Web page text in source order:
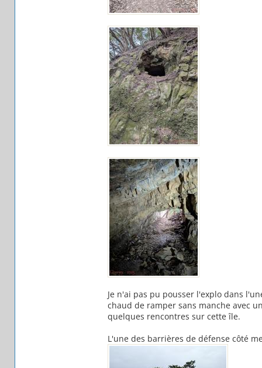
Je n'ai pas pu pousser l'explo dans
chaud de ramper sans manche avec
quelques rencontres sur cette île.
L'une des barrières de défense côté